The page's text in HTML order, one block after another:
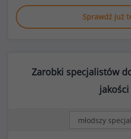
Sprawdź już
Zarobki specjalistów
jakości